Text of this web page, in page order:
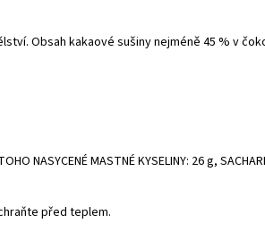
Obsah kakaové sušiny nejméně 45 % v
NASYCENÉ MASTNÉ KYSELINY: 26 g,
před teplem.